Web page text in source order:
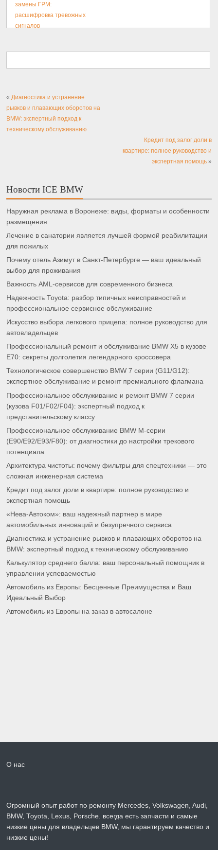
замены ГРМ:
расшифровка тревожных
сигналов
«Диагностика и устранение
рывков и плавающих оборотов на
BMW: экспертный подход к
техническому обслуживанию
Кредит под залог доли в
квартире: полное руководство и
экспертная помощь»
Новости ICE BMW
Наружная реклама в Воронеже: виды, форматы и особенности
размещения
Лечение в санатории является лучшей формой реабилитации
для пожилых
Почему отель Азимут в Санкт-Петербурге — ваш идеальный
выбор для проживания
Важность AML-сервисов для современного бизнеса
Надежность Toyota: разбор типичных неисправностей и
профессиональное сервисное обслуживание
Искусство выбора легкового прицепа: полное руководство для
автовладельцев
Профессиональный ремонт и обслуживание BMW X5 в кузове
E70: секреты долголетия легендарного кроссовера
Технологическое совершенство BMW 7 серии (G11/G12):
экспертное обслуживание и ремонт премиального флагмана
Профессиональное обслуживание и ремонт BMW 7 серии
(кузова F01/F02/F04): экспертный подход к
представительскому классу
Профессиональное обслуживание BMW M-серии
(E90/E92/E93/F80): от диагностики до настройки трекового
потенциала
Архитектура чистоты: почему фильтры для спецтехники — это
сложная инженерная система
Кредит под залог доли в квартире: полное руководство и
экспертная помощь
«Нева-Автоком»: ваш надежный партнер в мире
автомобильных инноваций и безупречного сервиса
Диагностика и устранение рывков и плавающих оборотов на
BMW: экспертный подход к техническому обслуживанию
Калькулятор среднего балла: ваш персональный помощник в
управлении успеваемостью
Автомобиль из Европы: Бесценные Преимущества и Ваш
Идеальный Выбор
Автомобиль из Европы на заказ в автосалоне
О нас
Огромный опыт работ по ремонту Mercedes, Volkswagen, Audi,
BMW, Toyota, Lexus, Porsche. всегда есть запчасти и самые
низкие цены для владельцев BMW, мы гарантируем качество и
низкие цены!